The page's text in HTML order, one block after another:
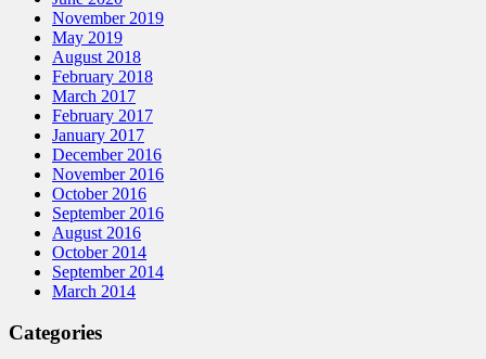
November 2019
May 2019
August 2018
February 2018
March 2017
February 2017
January 2017
December 2016
November 2016
October 2016
September 2016
August 2016
October 2014
September 2014
March 2014
Categories